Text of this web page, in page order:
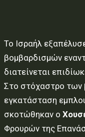
Το Ισραήλ
βομβαρδισμών
διατείνεται
Στο στόχαστρο των
εγκατάσταση
σκοτώθηκαν ο
Φρουρών της